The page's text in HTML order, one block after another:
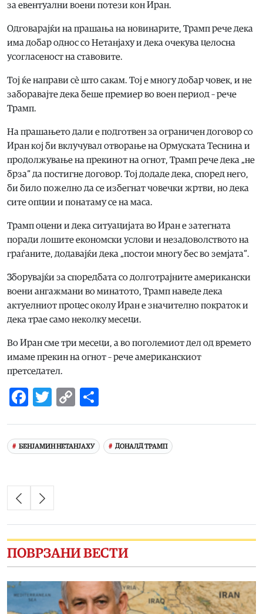
за евентуални воени потези кон Иран.
Одговарајќи на прашања на новинарите, Трамп рече дека
има добар однос со Нетанјаху и дека очекува целосна
усогласеност на ставовите.
Тој ќе направи сè што сакам. Тој е многу добар човек, и не
заборавајте дека беше премиер во воен период – рече
Трамп.
На прашањето дали е подготвен за ограничен договор со
Иран кој би вклучувал отворање на Ормуската Теснина и
продолжување на прекинот на огнот, Трамп рече дека „не
брза“ да постигне договор. Тој додаде дека, според него,
би било пожелно да се избегнат човечки жртви, но дека
сите опции и понатаму се на маса.
Трамп оцени и дека ситуацијата во Иран е затегната
поради лошите економски услови и незадоволството на
граѓаните, додавајќи дека „постои многу бес во земјата“.
Зборувајќи за споредбата со долготрајните американски
воени ангажмани во минатото, Трамп наведе дека
актуелниот процес околу Иран е значително пократок и
дека трае само неколку месеци.
Во Иран сме три месеци, а во поголемиот дел од времето
имаме прекин на огнот – рече американскиот
претседател.
Facebook
Twitter
Copy
БЕНЈАМИН НЕТАНЈАХУ ДОНАЛД ТРАМП
ПОВРЗАНИ ВЕСТИ